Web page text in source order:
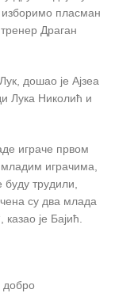
изборимо пласман
Драган
дошао је Ајзеа
Лука Николић и
играче првом
играчима,
буду трудили,
су два млада
је Бајић.
добро